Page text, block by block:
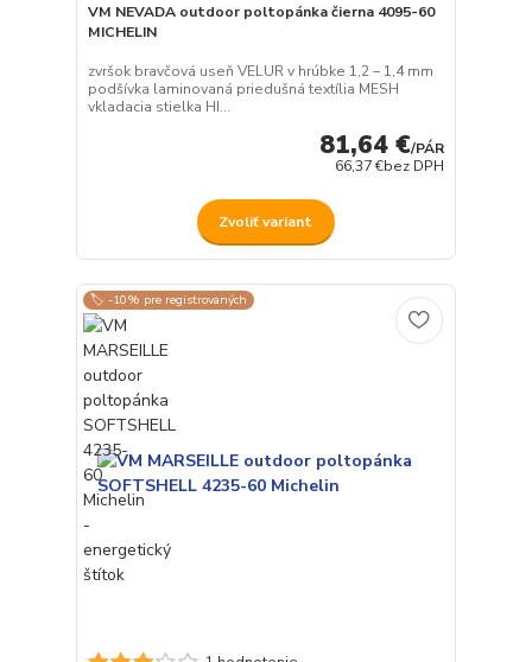
VM NEVADA outdoor poltopánka čierna 4095-60
MICHELIN
zvršok bravčová useň VELUR v hrúbke 1,2 – 1,4 mm
podšívka laminovaná priedušná textília MESH
vkladacia stielka HI...
81,64 €/PÁR
66,37 €bez DPH
Zvoliť variant
🏷️ -10% pre registrovaných